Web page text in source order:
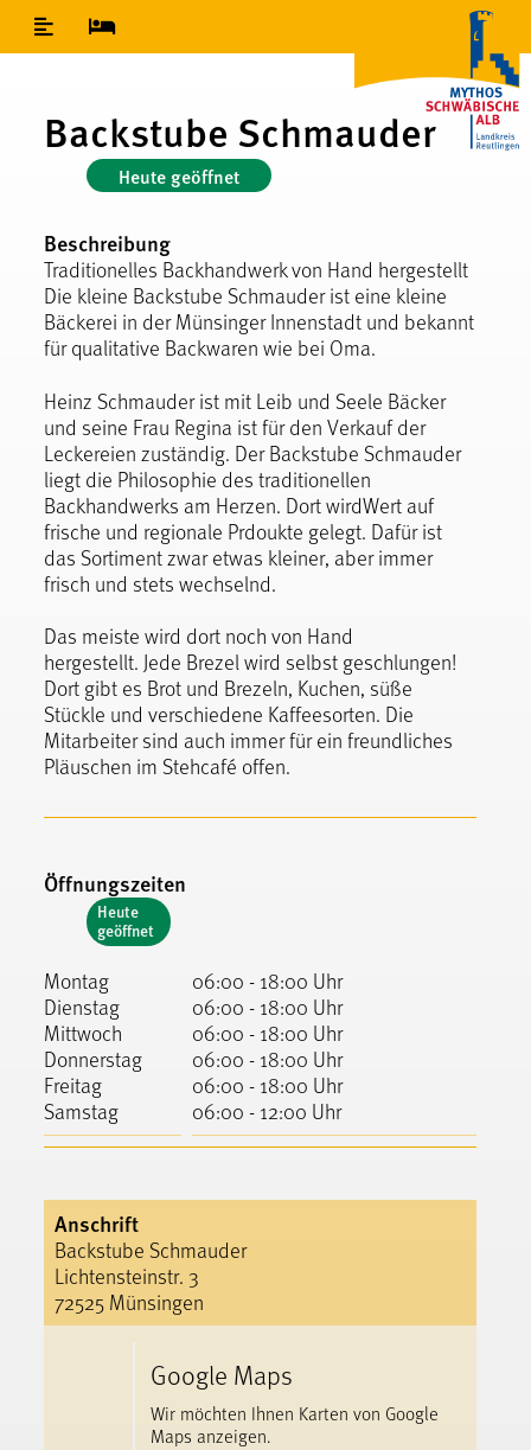
Inhaltsverzeichnis
Backstube Schmauder
Heute geöffnet
Beschreibung
Traditionelles Backhandwerk von Hand hergestellt
Die kleine Backstube Schmauder ist eine kleine
Bäckerei in der Münsinger Innenstadt und bekannt
für qualitative Backwaren wie bei Oma.
Heinz Schmauder ist mit Leib und Seele Bäcker
und seine Frau Regina ist für den Verkauf der
Leckereien zuständig. Der Backstube Schmauder
liegt die Philosophie des traditionellen
Backhandwerks am Herzen. Dort wirdWert auf
frische und regionale Prdoukte gelegt. Dafür ist
das Sortiment zwar etwas kleiner, aber immer
frisch und stets wechselnd.
Das meiste wird dort noch von Hand
hergestellt. Jede Brezel wird selbst geschlungen!
Dort gibt es Brot und Brezeln, Kuchen, süße
Stückle und verschiedene Kaffeesorten. Die
Mitarbeiter sind auch immer für ein freundliches
Pläuschen im Stehcafé offen.
Öffnungszeiten
Heute
geöffnet
Montag
Dienstag
Mittwoch
Donnerstag
Freitag
Samstag
06:00 - 18:00 Uhr
06:00 - 18:00 Uhr
06:00 - 18:00 Uhr
06:00 - 18:00 Uhr
06:00 - 18:00 Uhr
06:00 - 12:00 Uhr
Anschrift
Backstube Schmauder
Lichtensteinstr. 3
72525 Münsingen
Google Maps
Wir möchten Ihnen Karten von Google
Maps anzeigen.